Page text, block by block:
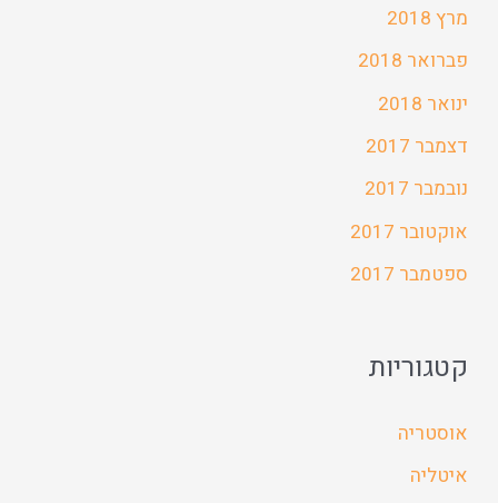
מרץ 2018
פברואר 2018
ינואר 2018
דצמבר 2017
נובמבר 2017
אוקטובר 2017
ספטמבר 2017
קטגוריות
אוסטריה
איטליה